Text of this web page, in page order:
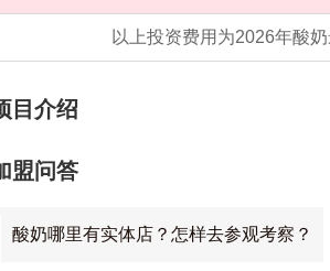
以上投资费用为2026年酸
目介绍
盟问答
酸奶哪里有实体店？怎样去参观考察？